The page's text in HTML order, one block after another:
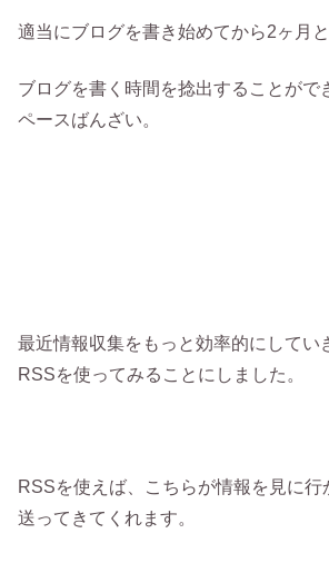
適当にブログを書き始めてから2ヶ月と
ブログを書く時間を捻出することがで
ペースばんざい。
最近情報収集をもっと効率的にしてい
RSSを使ってみることにしました。
RSSを使えば、こちらが情報を見に行
送ってきてくれます。